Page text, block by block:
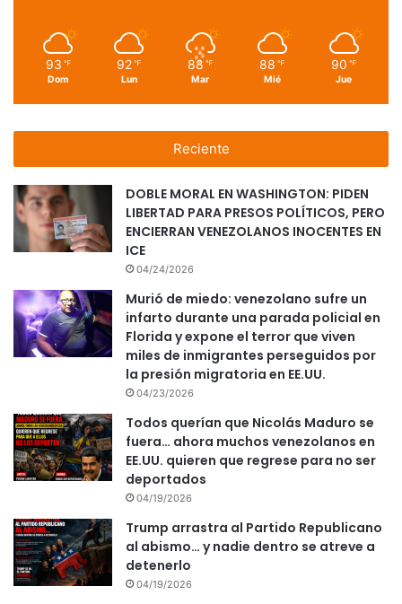
93 ℉
Dom
92 ℉
Lun
88 ℉
Mar
88 ℉
Mié
90 ℉
Jue
Reciente
DOBLE MORAL EN WASHINGTON: PIDEN
LIBERTAD PARA PRESOS POLÍTICOS, PERO
ENCIERRAN VENEZOLANOS INOCENTES EN
ICE
04/24/2026
Murió de miedo: venezolano sufre un
infarto durante una parada policial en
Florida y expone el terror que viven
miles de inmigrantes perseguidos por
la presión migratoria en EE.UU.
04/23/2026
Todos querían que Nicolás Maduro se
fuera… ahora muchos venezolanos en
EE.UU. quieren que regrese para no ser
deportados
04/19/2026
Trump arrastra al Partido Republicano
al abismo… y nadie dentro se atreve a
detenerlo
04/19/2026